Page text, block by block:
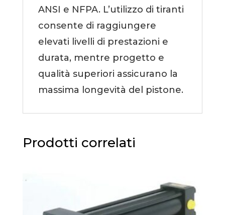
ANSI e NFPA. L’utilizzo di tiranti
consente di raggiungere
elevati livelli di prestazioni e
durata, mentre progetto e
qualità superiori assicurano la
massima longevità del pistone.
Prodotti correlati